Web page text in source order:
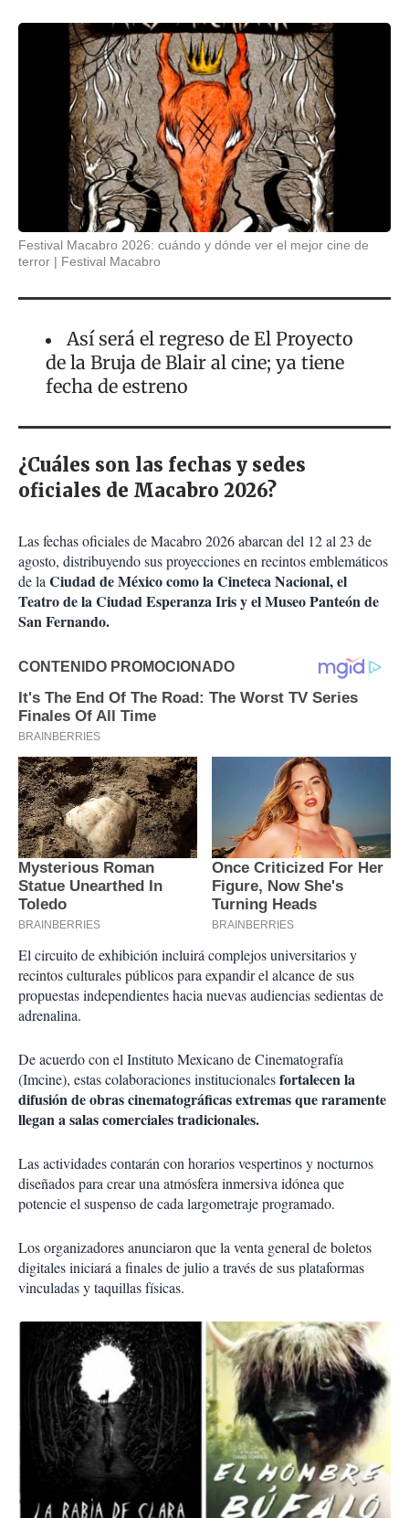
Festival Macabro 2026: cuándo y dónde ver el mejor cine de
terror
Festival Macabro
Así será el regreso de El Proyecto
de la Bruja de Blair al cine; ya tiene
fecha de estreno
¿Cuáles son las fechas y sedes
oficiales de Macabro 2026?
Las fechas oficiales de Macabro 2026 abarcan del 12 al 23 de
agosto, distribuyendo sus proyecciones en recintos emblemáticos
de laCiudad de México como la Cineteca Nacional, el
Teatro de la Ciudad Esperanza Iris y el Museo Panteón de
San Fernando.
El circuito de exhibición incluirá complejos universitarios y
recintos culturales públicos para expandir el alcance de sus
propuestas independientes hacia nuevas audiencias sedientas de
adrenalina.
De acuerdo con el Instituto Mexicano de Cinematografía
(Imcine), estas colaboraciones institucionalesfortalecen la
difusión de obras cinematográficas extremas que raramente
llegan a salas comerciales tradicionales.
Las actividades contarán con horarios vespertinos y nocturnos
diseñados para crear una atmósfera inmersiva idónea que
potencie el suspenso de cada largometraje programado.
Los organizadores anunciaron que la venta general de boletos
digitales iniciará a finales de julio a través de sus plataformas
vinculadas y taquillas físicas.